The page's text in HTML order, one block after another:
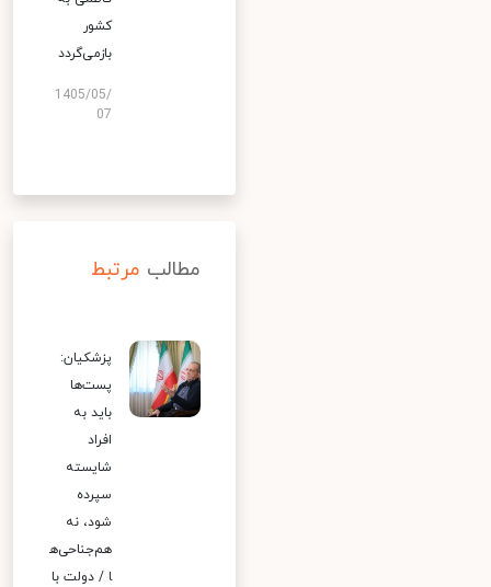
کشور
بازمی‌گردد
1405/05/
07
مطالب مرتبط
پزشکیان:
پست‌ها
باید به
افراد
شایسته
سپرده
شود، نه
هم‌جناحی‌ه
ا / دولت با